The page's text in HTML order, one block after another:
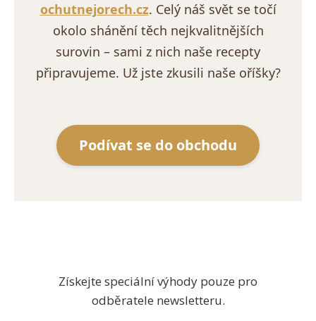
ochutnejorech.cz. Celý náš svět se točí
okolo shánění těch nejkvalitnějších
surovin – sami z nich naše recepty
připravujeme. Už jste zkusili naše oříšky?
Podívat se do obchodu
Získejte speciální výhody pouze pro
odběratele newsletteru.